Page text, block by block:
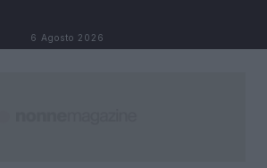
6 Agosto 2026